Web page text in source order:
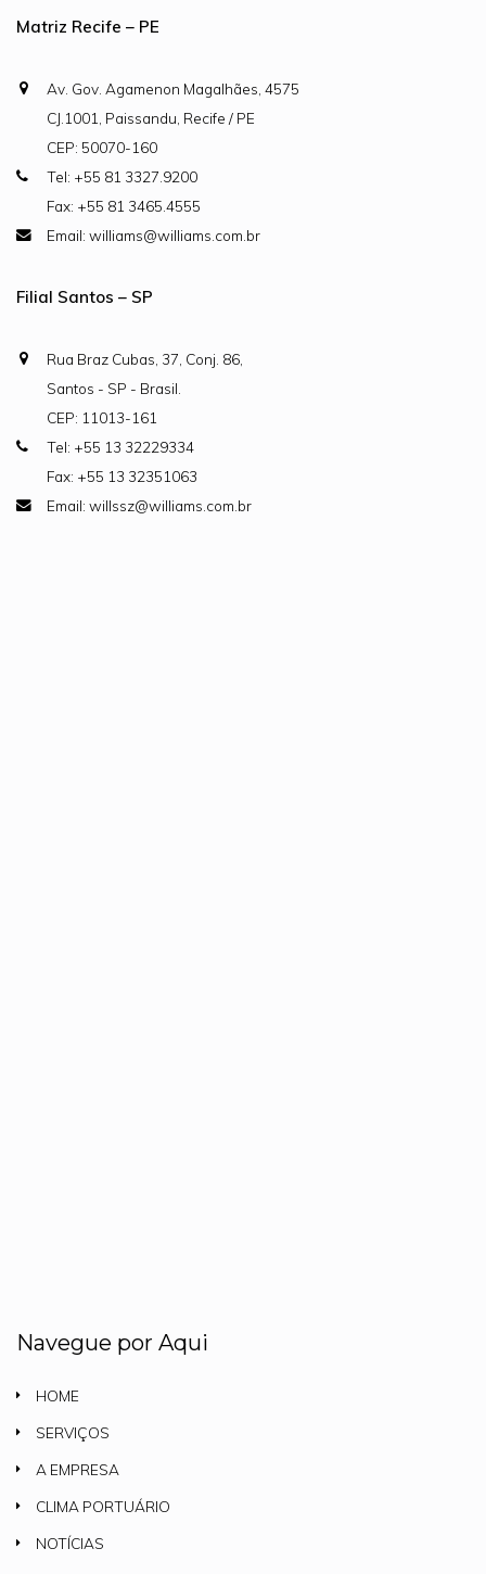
Matriz Recife – PE
Av. Gov. Agamenon Magalhães, 4575
CJ.1001, Paissandu, Recife / PE
CEP: 50070-160
Tel: +55 81 3327.9200
Fax: +55 81 3465.4555
Email: williams@williams.com.br
Filial Santos – SP
Rua Braz Cubas, 37, Conj. 86,
Santos - SP - Brasil.
CEP: 11013-161
Tel: +55 13 32229334
Fax: +55 13 32351063
Email: willssz@williams.com.br
Navegue por Aqui
HOME
SERVIÇOS
A EMPRESA
CLIMA PORTUÁRIO
NOTÍCIAS